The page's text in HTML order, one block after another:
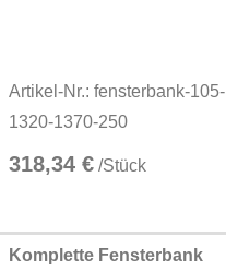
Artikel-Nr.: fensterbank-105-
1320-1370-250
318,34 € /Stück
Komplette Fensterbank